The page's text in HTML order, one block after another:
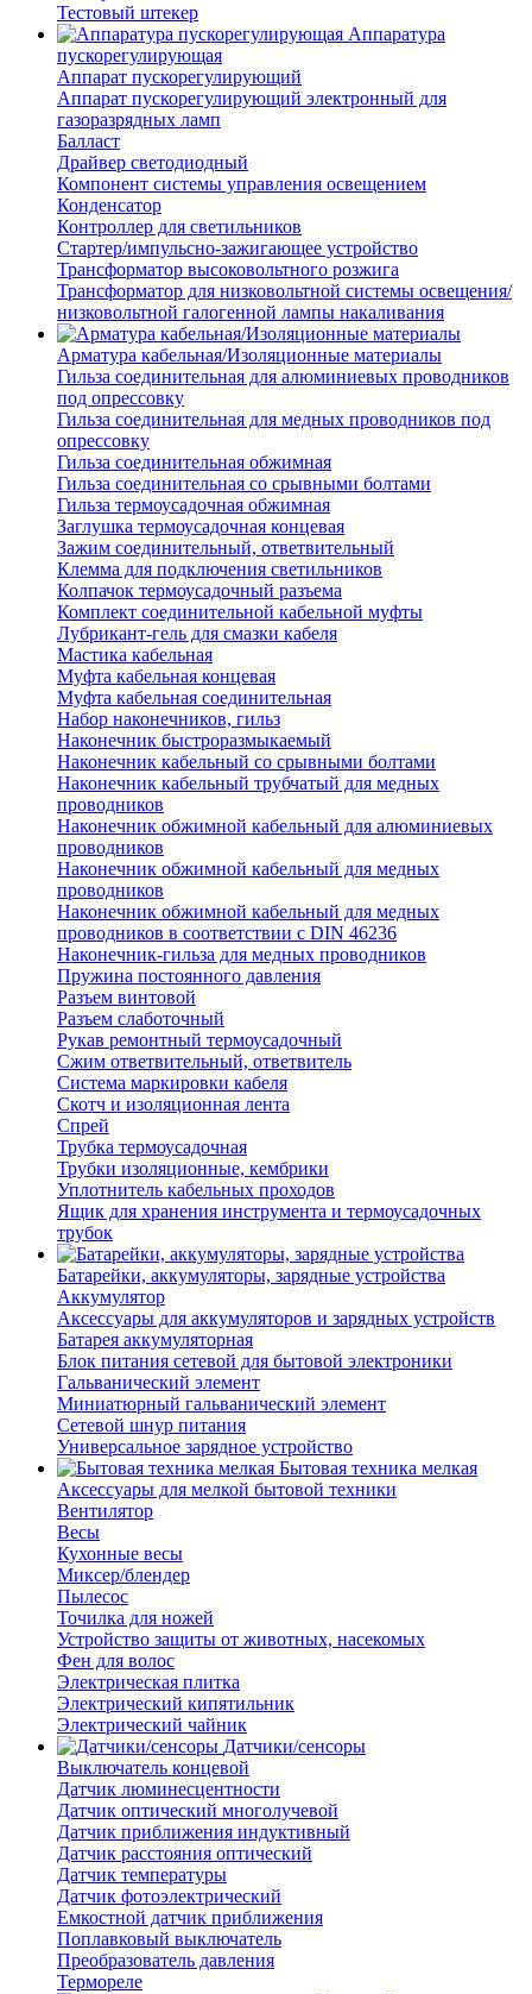
Тестовый штекер
Аппаратура
пускорегулирующая
Аппарат пускорегулирующий
Аппарат пускорегулирующий электронный для
газоразрядных ламп
Балласт
Драйвер светодиодный
Компонент системы управления освещением
Конденсатор
Контроллер для светильников
Стартер/импульсно-зажигающее устройство
Трансформатор высоковольтного розжига
Трансформатор для низковольтной системы освещения/
низковольтной галогенной лампы накаливания
Арматура кабельная/Изоляционные материалы
Гильза соединительная для алюминиевых проводников
под опрессовку
Гильза соединительная для медных проводников под
опрессовку
Гильза соединительная обжимная
Гильза соединительная со срывными болтами
Гильза термоусадочная обжимная
Заглушка термоусадочная концевая
Зажим соединительный, ответвительный
Клемма для подключения светильников
Колпачок термоусадочный разъема
Комплект соединительной кабельной муфты
Лубрикант-гель для смазки кабеля
Мастика кабельная
Муфта кабельная концевая
Муфта кабельная соединительная
Набор наконечников, гильз
Наконечник быстроразмыкаемый
Наконечник кабельный со срывными болтами
Наконечник кабельный трубчатый для медных
проводников
Наконечник обжимной кабельный для алюминиевых
проводников
Наконечник обжимной кабельный для медных
проводников
Наконечник обжимной кабельный для медных
проводников в соответствии с DIN 46236
Наконечник-гильза для медных проводников
Пружина постоянного давления
Разъем винтовой
Разъем слаботочный
Рукав ремонтный термоусадочный
Сжим ответвительный, ответвитель
Система маркировки кабеля
Скотч и изоляционная лента
Спрей
Трубка термоусадочная
Трубки изоляционные, кембрики
Уплотнитель кабельных проходов
Ящик для хранения инструмента и термоусадочных
трубок
Батарейки, аккумуляторы, зарядные устройства
Аккумулятор
Аксессуары для аккумуляторов и зарядных устройств
Батарея аккумуляторная
Блок питания сетевой для бытовой электроники
Гальванический элемент
Миниатюрный гальванический элемент
Сетевой шнур питания
Универсальное зарядное устройство
Бытовая техника мелкая
Аксессуары для мелкой бытовой техники
Вентилятор
Весы
Кухонные весы
Миксер/блендер
Пылесос
Точилка для ножей
Устройство защиты от животных, насекомых
Фен для волос
Электрическая плитка
Электрический кипятильник
Электрический чайник
Датчики/сенсоры
Выключатель концевой
Датчик люминесцентности
Датчик оптический многолучевой
Датчик приближения индуктивный
Датчик расстояния оптический
Датчик температуры
Датчик фотоэлектрический
Емкостной датчик приближения
Поплавковый выключатель
Преобразователь давления
Термореле